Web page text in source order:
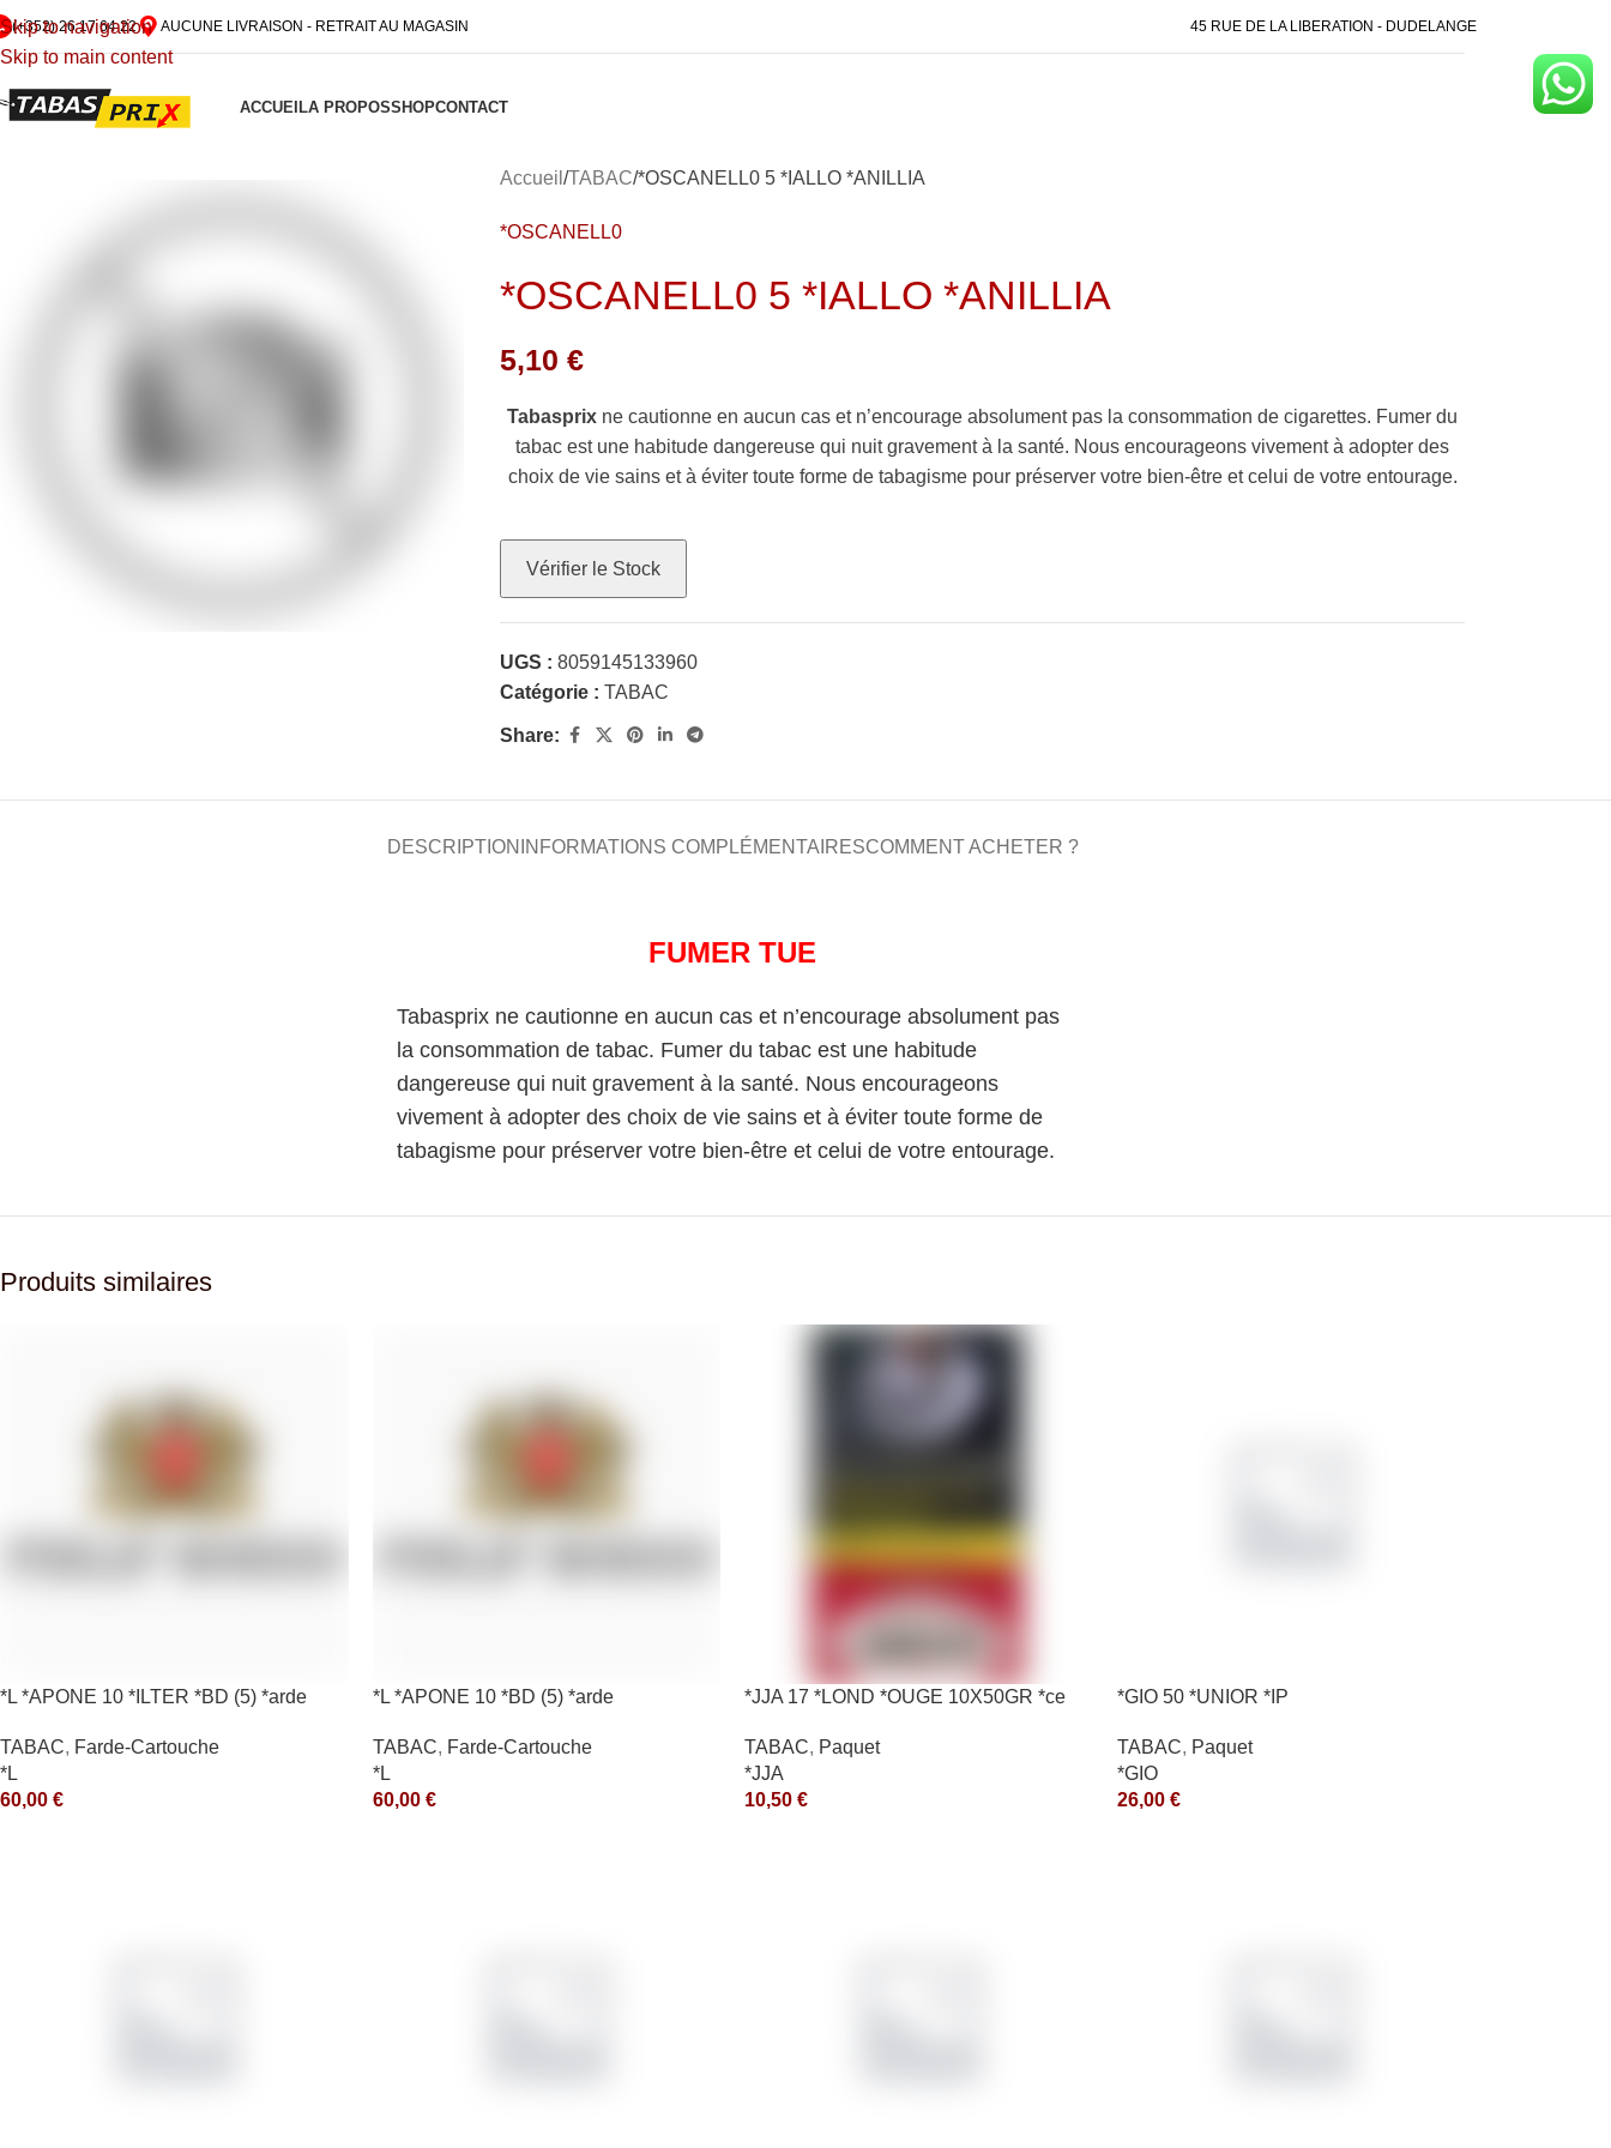
Skip to navigation
Skip to main content
(+352) 26 17 64 22 AUCUNE LIVRAISON - RETRAIT AU MAGASIN 45 RUE DE LA LIBERATION - DUDELANGE
ACCUEILA PROPOSSHOPCONTACT
Accueil TABAC *OSCANELL0 5 *IALLO *ANILLIA
*OSCANELL0
*OSCANELL0 5 *IALLO *ANILLIA
5,10€
Tabasprix ne cautionne en aucun cas et n’encourage absolument pas la consommation de cigarettes. Fumer du
tabac est une habitude dangereuse qui nuit gravement à la santé. Nous encourageons vivement à adopter des
choix de vie sains et à éviter toute forme de tabagisme pour préserver votre bien-être et celui de votre entourage.
Vérifier le Stock
UGS :8059145133960
Catégorie : TABAC
Share:
DESCRIPTION INFORMATIONS COMPLÉMENTAIRESCOMMENT ACHETER ?
FUMER TUE
Tabasprix ne cautionne en aucun cas et n’encourage absolument pas
la consommation de tabac. Fumer du tabac est une habitude
dangereuse qui nuit gravement à la santé. Nous encourageons
vivement à adopter des choix de vie sains et à éviter toute forme de
tabagisme pour préserver votre bien-être et celui de votre entourage.
Produits similaires
*L *APONE 10 *ILTER *BD (5) *arde
TABAC, Farde-Cartouche
*L
60,00 €
*L *APONE 10 *BD (5) *arde
TABAC, Farde-Cartouche
*L
60,00 €
*JJA 17 *LOND *OUGE 10X50GR *ce
TABAC, Paquet
*JJA
10,50 €
*GIO 50 *UNIOR *IP
TABAC, Paquet
*GIO
26,00 €